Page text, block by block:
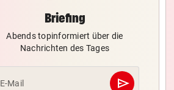
Briefing
Abends topinformiert über die
Nachrichten des Tages
E-Mail send
Abschicken